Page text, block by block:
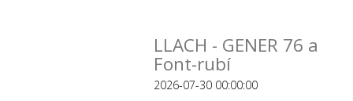
LLACH - GENER 76 a
Font-rubí
2026-07-30 00:00:00